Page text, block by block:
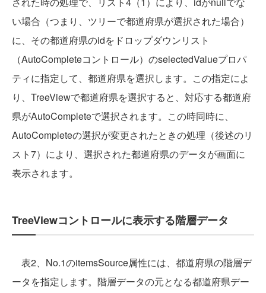
い場合（つまり、ツリーで都道府県が選択された場合）
に、その都道府県のidをドロップダウンリスト
（AutoCompleteコントロール）のselectedValueプロパ
ティに指定して、都道府県を選択します。この指定によ
り、TreeViewで都道府県を選択すると、対応する都道府
県がAutoCompleteで選択されます。この時同時に、
AutoCompleteの選択が変更されたときの処理（後述のリ
スト7）により、選択された都道府県のデータが画面に
表示されます。
TreeViewコントロールに表示する階層データ
表2、No.1のitemsSource属性には、都道府県の階層デ
ータを指定します。階層データの元となる都道府県デー